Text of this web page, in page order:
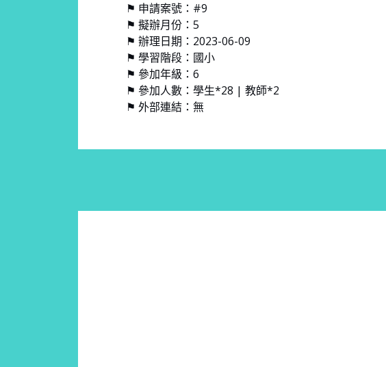
⚑ 申請案號：#9
⚑ 擬辦月份：5
⚑ 辦理日期：2023-06-09
⚑ 學習階段：國小
⚑ 參加年級：6
⚑ 參加人數：學生*28 | 教師*2
⚑ 外部連結：無